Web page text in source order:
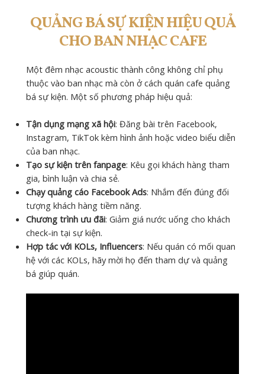
QUẢNG BÁ SỰ KIỆN HIỆU QUẢ
CHO BAN NHẠC CAFE
Một đêm nhạc acoustic thành công không chỉ phụ
thuộc vào ban nhạc mà còn ở cách quán cafe quảng
bá sự kiện. Một số phương pháp hiệu quả:
Tận dụng mạng xã hội: Đăng bài trên Facebook,
Instagram, TikTok kèm hình ảnh hoặc video biểu diễn
của ban nhạc.
Tạo sự kiện trên fanpage: Kêu gọi khách hàng tham
gia, bình luận và chia sẻ.
Chạy quảng cáo Facebook Ads: Nhắm đến đúng đối
tượng khách hàng tiềm năng.
Chương trình ưu đãi: Giảm giá nước uống cho khách
check-in tại sự kiện.
Hợp tác với KOLs, Influencers: Nếu quán có mối quan
hệ với các KOLs, hãy mời họ đến tham dự và quảng
bá giúp quán.